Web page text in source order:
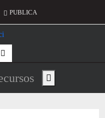
d'usuari
PUBLICA
de
Show main menu